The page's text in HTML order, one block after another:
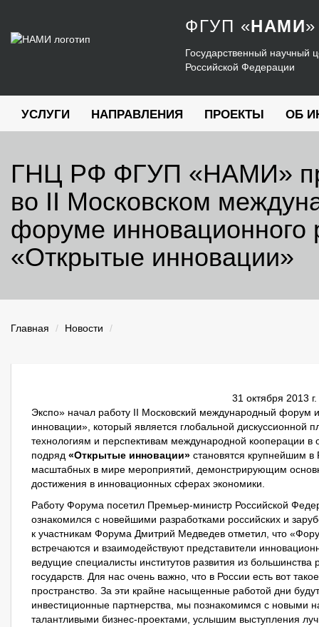
ФГУП «НАМИ»
Государственный научный
Российской Федерации
УСЛУГИ НАПРАВЛЕНИЯ ПРОЕКТЫ ОБ
ГНЦ РФ ФГУП «НАМИ»
во II Московском
форуме инновационного
«Открытые инновации»
Главная Новости
31 октября 2013
Экспо» начал работу II Московский международный форум
инновации», который является глобальной
технологиям и перспективам международной кооперации в
подряд «Открытые инновации» становятся крупнейшим
масштабных в мире мероприятий, демонстрирующим
достижения в инновационных сферах экономики.
Работу Форума посетил Премьер-министр Российской
ознакомился с новейшими разработками российских и
к участникам Форума Дмитрий Медведев отметил, что
встречаются и взаимодействуют представители
ведущие специалисты институтов развития из большинства
государств. Для нас очень важно, что в России есть вот
пространство. За эти крайне насыщенные работой дни
инвестиционные партнерства, мы познакомимся с новыми
талантливыми бизнес-проектами, услышим выступления